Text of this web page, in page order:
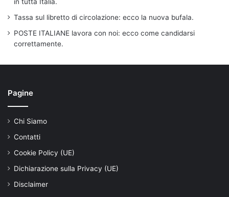
Tassa sul libretto di circolazione: ecco la nuova bufala.
POSTE ITALIANE lavora con noi: ecco come candidarsi
correttamente.
Pagine
Chi Siamo
Contatti
Cookie Policy (UE)
Dichiarazione sulla Privacy (UE)
Disclaimer